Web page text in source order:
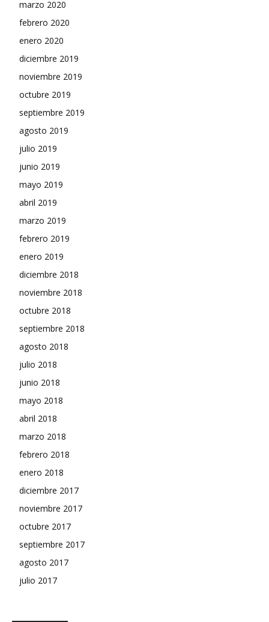
marzo 2020
febrero 2020
enero 2020
diciembre 2019
noviembre 2019
octubre 2019
septiembre 2019
agosto 2019
julio 2019
junio 2019
mayo 2019
abril 2019
marzo 2019
febrero 2019
enero 2019
diciembre 2018
noviembre 2018
octubre 2018
septiembre 2018
agosto 2018
julio 2018
junio 2018
mayo 2018
abril 2018
marzo 2018
febrero 2018
enero 2018
diciembre 2017
noviembre 2017
octubre 2017
septiembre 2017
agosto 2017
julio 2017